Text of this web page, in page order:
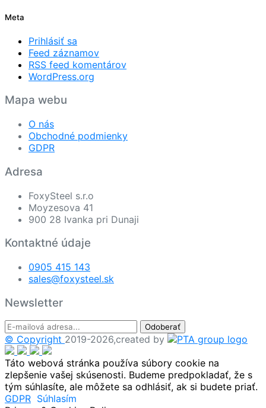
Meta
Prihlásiť sa
Feed záznamov
RSS feed komentárov
WordPress.org
Mapa webu
O nás
Obchodné podmienky
GDPR
Adresa
FoxySteel s.r.o
Moyzesova 41
900 28 Ivanka pri Dunaji
Kontaktné údaje
0905 415 143
sales@foxysteel.sk
Newsletter
Odoberať
© Copyright 2019-2026,created by
Táto webová stránka používa súbory cookie na
zlepšenie vašej skúsenosti. Budeme predpokladať, že s
tým súhlasíte, ale môžete sa odhlásiť, ak si budete priať.
GDPR Súhlasím